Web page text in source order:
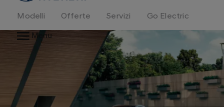
Modelli Offerte Servizi
Go Electric
Menu